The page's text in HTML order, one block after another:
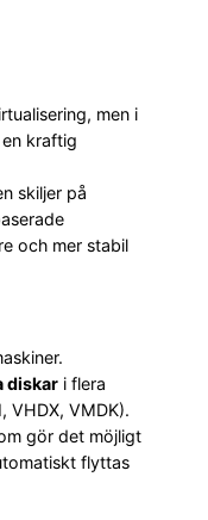
men i
kraftig
skiljer på
och mer stabil
diskar i flera
VHDX, VMDK).
gör det möjligt
flyttas